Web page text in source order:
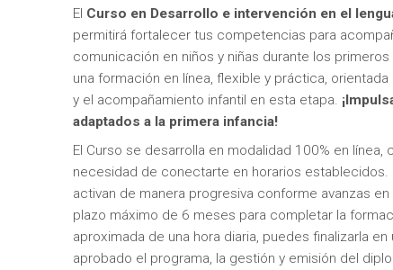
El Curso en Desarrollo e intervención en el
permitirá fortalecer tus competencias para
comunicación en niños y niñas durante los primeros
una formación en línea, flexible y práctica,
y el acompañamiento infantil en esta etapa.
adaptados a la primera infancia!
El Curso se desarrolla en modalidad 100% en
necesidad de conectarte en horarios
activan de manera progresiva conforme avanzas
plazo máximo de 6 meses para completar la
aproximada de una hora diaria, puedes finalizarla
aprobado el programa, la gestión y emisión del